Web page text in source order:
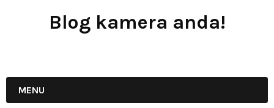
Blog kamera anda!
MENU